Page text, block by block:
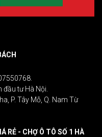
tư Hà Nội.
P. Tây Mỗ, Q. Nam Từ
RẺ - CHỢ Ô TÔ SỐ 1 HÀ